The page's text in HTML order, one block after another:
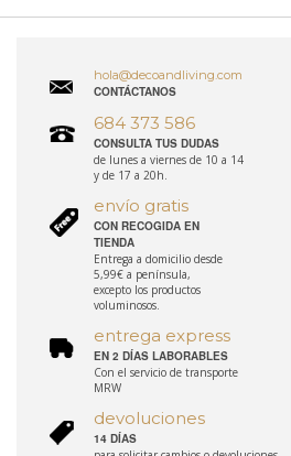
hola@decoandliving.com
CONTÁCTANOS
684 373 586
CONSULTA TUS DUDAS
de lunes a viernes de 10 a 14
y de 17 a 20h.
envío gratis
CON RECOGIDA EN
TIENDA
Entrega a domicilio desde
5,99€ a península,
excepto los productos
voluminosos.
entrega express
EN 2 DÍAS LABORABLES
Con el servicio de transporte
MRW
devoluciones
14 DÍAS